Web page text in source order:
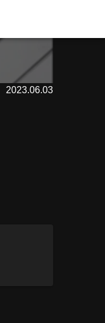
2023.06.03